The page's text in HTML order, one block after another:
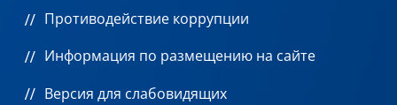
Противодействие коррупции
Информация по размещению на сайте
Версия для слабовидящих